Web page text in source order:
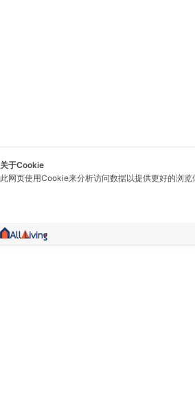
关于Cookie
此网页使用Cookie来分析访问数据以提供更好的浏